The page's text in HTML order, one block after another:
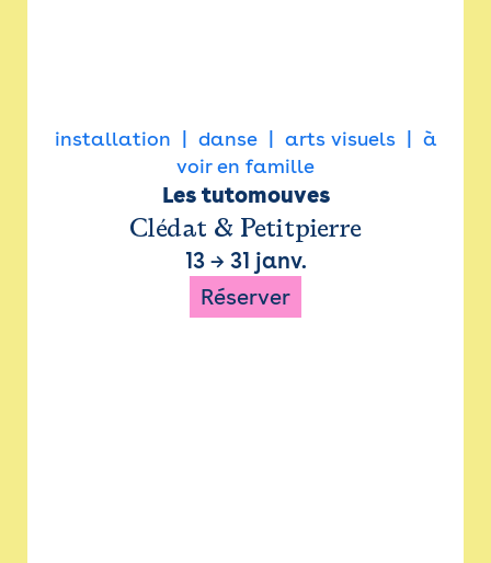
installation danse arts visuels
à
voir en famille
Les tutomouves
Clédat & Petitpierre
13→ 31 janv.
Réserver